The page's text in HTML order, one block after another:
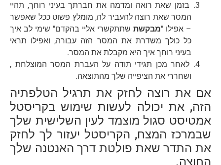
בזמן שאת רואה ומדמה את חברתך בעיני רוחך, תהיי
המסר שאת רוצה להעביר לה, מומלץ פשוט ככל שאפשר
– אפילו "מבקשת שתתקשרי אליי בהקדם" שימי לב איך
כל כולך משדרת את המסר הזה עבורה, ואפילו תראי
בעיני רוחך איך היא מקבלת את המסר.
לאחר מכן תגידי תודה על העברת המסר המוצלחת ,
ושחררי את הציפייה שלך מהתוצאה.
אם את רוצה לחזק את תרגיל הטלפתיה
הזה, את יכולה לעשות שימוש בקריסטל
אמטיסט סגול מוצמד לעין השלישית שלך
שבמרכז המצח, הקריסטל יעזור לך לחזק
את התדר שאת פולטת דרך האנטנה שלך
החוצה.